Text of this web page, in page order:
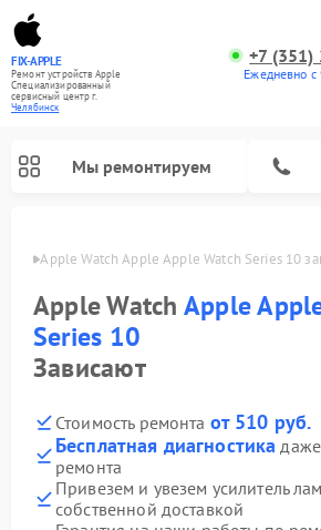
FIX-APPLE
Ремонт устройств Apple
Специализированный
cервисный центр г.
Челябинск
+7
Ежедневно
Мы ремонтируем
Apple Watch Apple Apple Watch Series 10
Apple Watch Apple
Series 10
Зависают
Стоимость ремонта от 510 руб.
Бесплатная диагностика
ремонта
Привезем и увезем усилитель
собственной доставкой